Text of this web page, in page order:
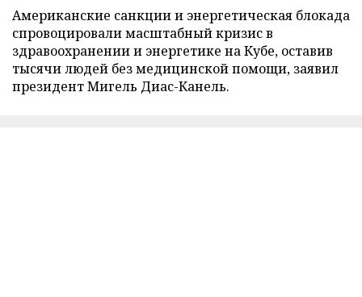
Американские санкции и энергетическая блокада
спровоцировали масштабный кризис в
здравоохранении и энергетике на Кубе, оставив
тысячи людей без медицинской помощи, заявил
президент Мигель Диас-Канель.